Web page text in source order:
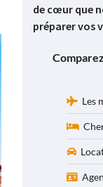
de cœur que
préparer vos
Les